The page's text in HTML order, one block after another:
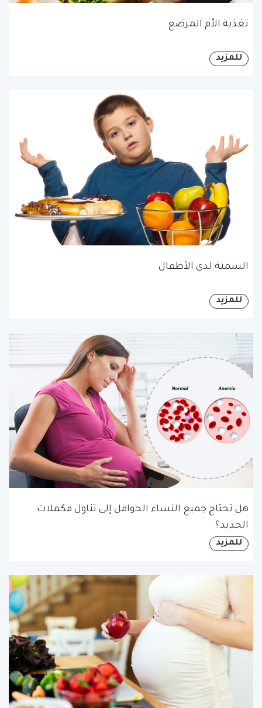
تغذية الأم المرضع
للمزيد
السمنة لدى الأطفال
للمزيد
هل تحتاج جميع النساء الحوامل إلى تناول مكملات
الحديد؟
للمزيد